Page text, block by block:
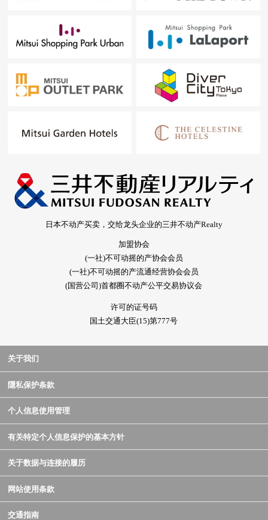
日本不动产买卖，交给龙头企业的三井不动产Realty
加盟协会
(一社)不可动摇的产协会会员
(一社)不可动摇的产流通经营协会会员
(国营公司)首都圈不动产公平交易协议会
许可的证号码
国土交通大臣(15)第777号
关于我们
隱私保护条款
个人信息使用管理
有关特定个人信息保护的基本方针
关于数据与连接的履历
网站使用条款
交通指南